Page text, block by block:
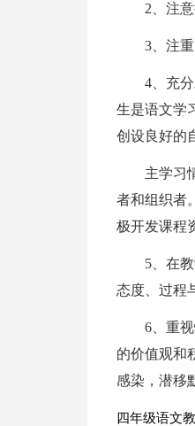
2、注
3、注
4、充
生是语文学
创设良好的
主学习
者和组织者
极开发课程
5、在
态度、过程
6、重
的价值观和
感染，潜移
四年级语文